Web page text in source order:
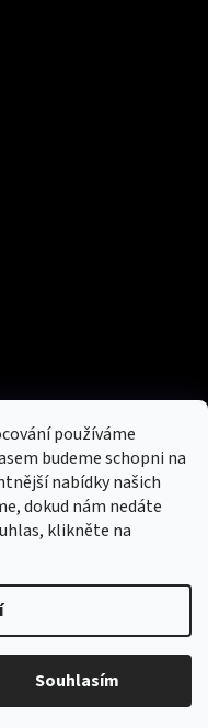
používáme
budeme schopni na
nabídky našich
dokud nám nedáte
klikněte na
Souhlasím
tašky a peněženky
Shoptet
práva